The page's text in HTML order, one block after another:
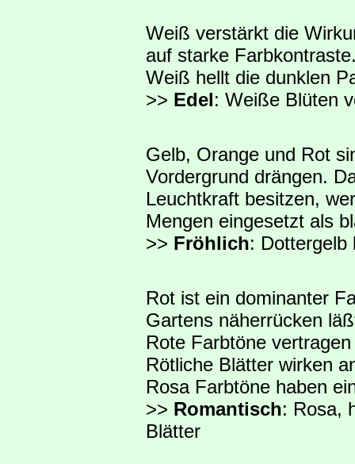
Weiß verstärkt die
auf starke
Weiß hellt die dunklen
>> Edel: Weiße Blüten
Gelb, Orange und Rot
Vordergrund drängen.
Leuchtkraft besitzen,
Mengen eingesetzt als
>> Fröhlich: Dottergelb
Rot ist ein dominanter
Gartens näherrücken
Rote Farbtöne
Rötliche Blätter wirken
Rosa Farbtöne haben
>> Romantisch: Rosa,
Blätter